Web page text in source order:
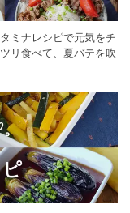
ミナレシピで元気をチ
リ食べて、夏バテを吹